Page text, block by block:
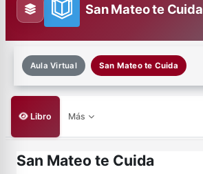
San Mateo te Cuida
Aula Virtual San Mateo te Cuida
Libro Más
San Mateo te Cuida